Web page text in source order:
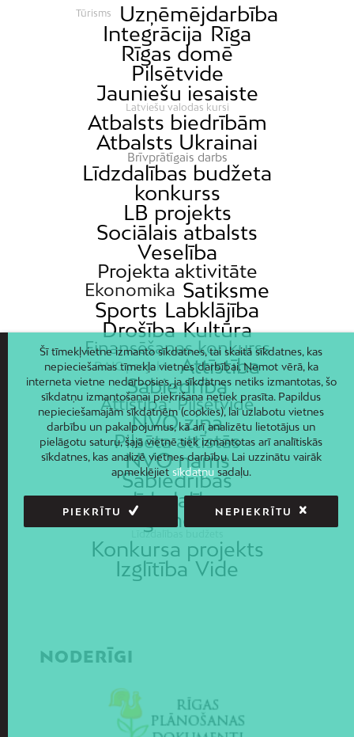
Tūrisms
Uzņēmējdarbība
Integrācija Rīga
Rīgas domē
Pilsētvide
Jauniešu iesaiste
Latviešu valodas kursi
Atbalsts biedrībām
Atbalsts Ukrainai
Brīvprātīgais darbs
Līdzdalības budžeta
konkurss
LB projekts
Sociālais atbalsts
Veselība
Projekta aktivitāte
Ekonomika Satiksme
Sports Labklājība
Drošība Kultūra
Finansēšanas konkurss
RAIC projekts Attīstība
Sabiedrība
Attīstība; Pilsētvide
NVO ziņa
Pilsēta attīstās
NVO nams
Sabiedrības
līdzdalība
Rīgā notiek
Līdzdalības budžets
Konkursa projekts
Izglītība Vide
NODERĪGI
Šī tīmekļvietne izmanto sīkdatnes, tai skaitā sīkdatnes, kas
nepieciešamas tīmekļa vietnes darbībai. Ņemot vērā, ka
interneta vietne nedarbosies, ja sīkdatnes netiks izmantotas, šo
sīkdatņu izmantošanai piekrišana netiek prasīta. Papildus
nepieciešamajām sīkdatnēm (cookies), lai uzlabotu vietnes
darbību un pakalpojumus, kā arī analizētu lietotājus un
pielāgotu saturu, šajā vietnē tiek izmantotas arī analītiskās
sīkdatnes, kas analizē vietnes darbību. Lai uzzinātu vairāk
apmeklējiet sīkdatņusadaļu.
PIEKRĪTU NEPIEKRĪTU